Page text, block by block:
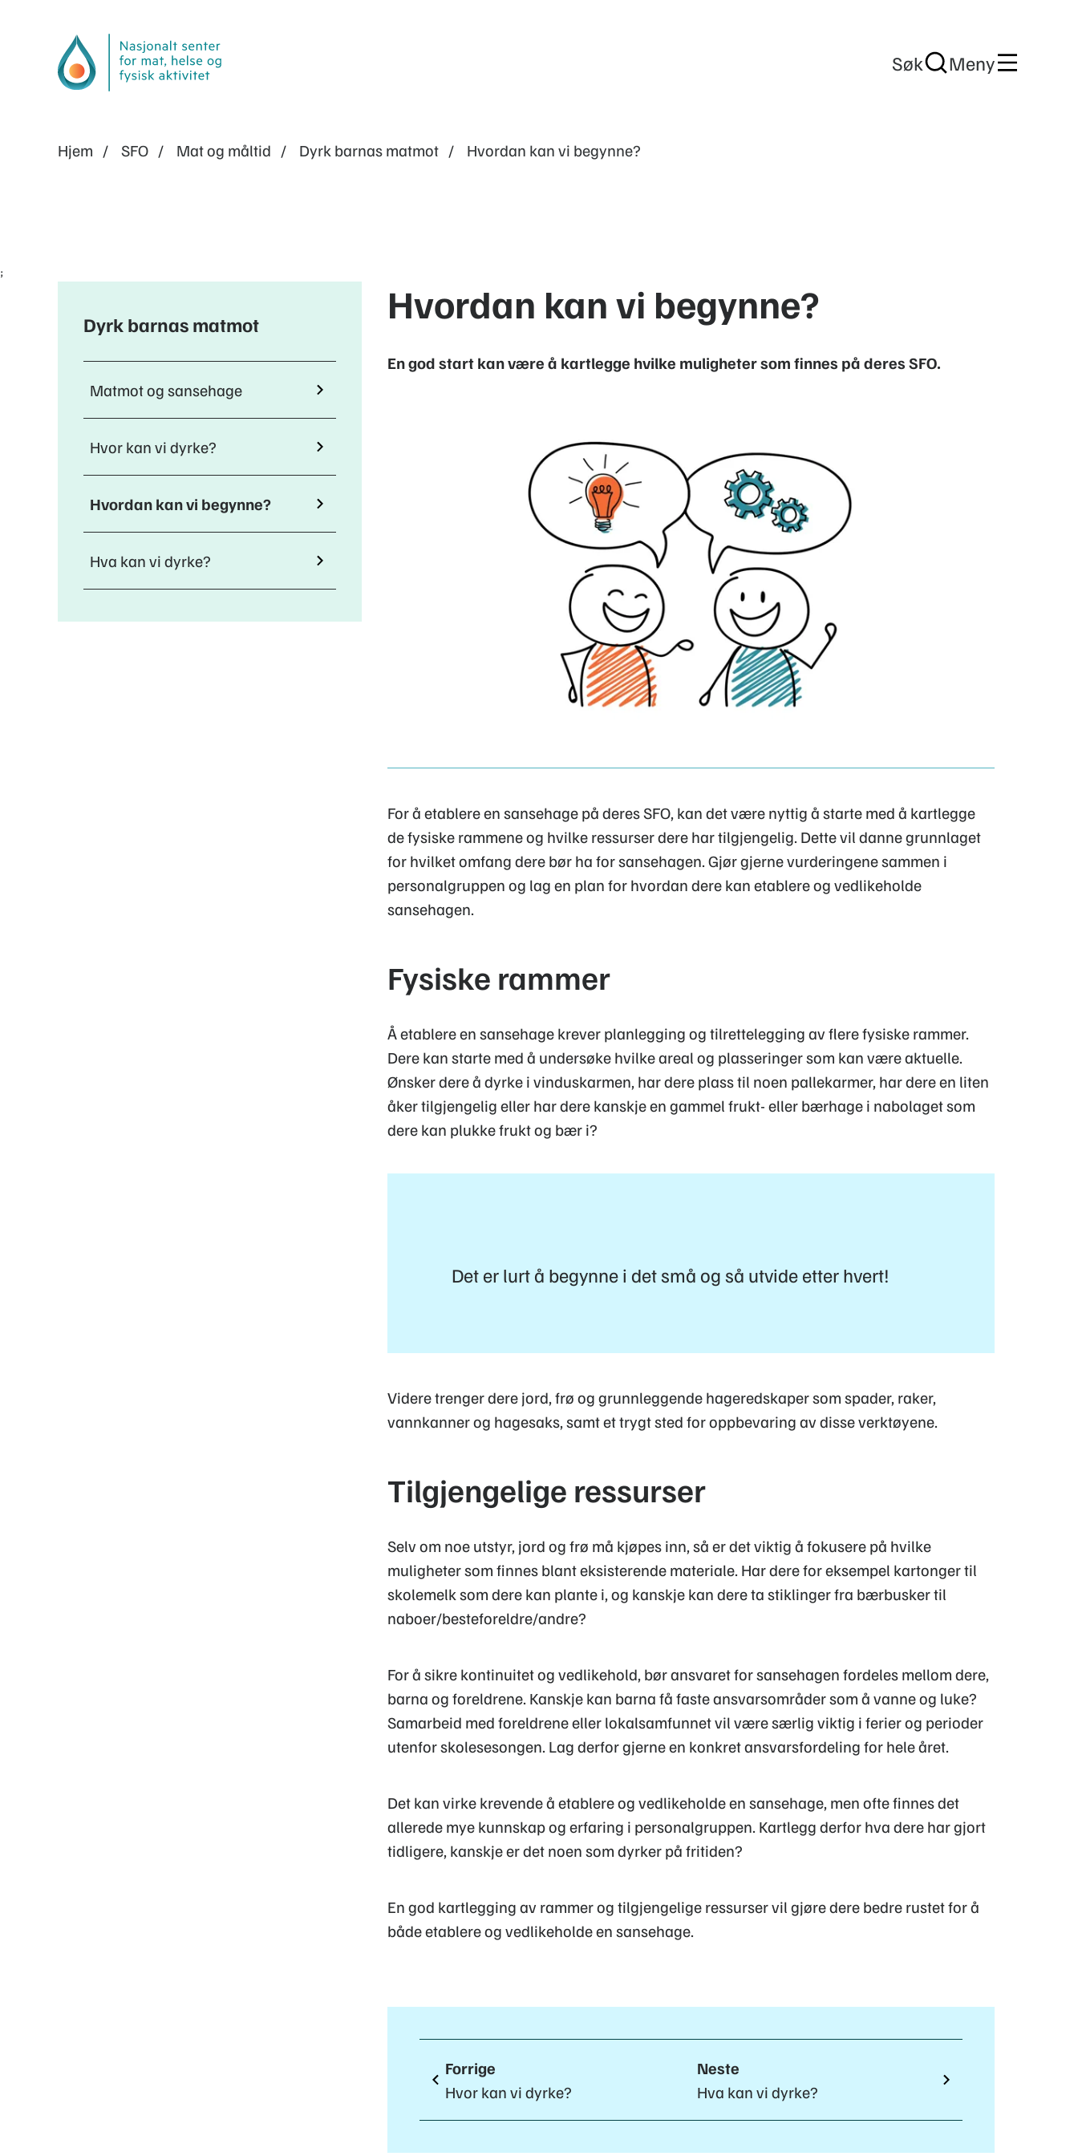
Søk Meny
Hjem SFO Mat og måltid Dyrk barnas matmot Hvordan kan vi begynne?
;
Dyrk barnas matmot
Matmot og sansehage
Hvor kan vi dyrke?
Hvordan kan vi begynne?
Hva kan vi dyrke?
Hvordan kan vi begynne?
En god start kan være å kartlegge hvilke muligheter som finnes på deres SFO.
For å etablere en sansehage på deres SFO, kan det være nyttig å starte med å kartlegge
de fysiske rammene og hvilke ressurser dere har tilgjengelig. Dette vil danne grunnlaget
for hvilket omfang dere bør ha for sansehagen. Gjør gjerne vurderingene sammen i
personalgruppen og lag en plan for hvordan dere kan etablere og vedlikeholde
sansehagen.
Fysiske rammer
Å etablere en sansehage krever planlegging og tilrettelegging av flere fysiske rammer.
Dere kan starte med å undersøke hvilke areal og plasseringer som kan være aktuelle.
Ønsker dere å dyrke i vinduskarmen, har dere plass til noen pallekarmer, har dere en liten
åker tilgjengelig eller har dere kanskje en gammel frukt- eller bærhage i nabolaget som
dere kan plukke frukt og bær i?
Det er lurt å begynne i det små og så utvide etter hvert!
Videre trenger dere jord, frø og grunnleggende hageredskaper som spader, raker,
vannkanner og hagesaks, samt et trygt sted for oppbevaring av disse verktøyene.
Tilgjengelige ressurser
Selv om noe utstyr, jord og frø må kjøpes inn, så er det viktig å fokusere på hvilke
muligheter som finnes blant eksisterende materiale. Har dere for eksempel kartonger til
skolemelk som dere kan plante i, og kanskje kan dere ta stiklinger fra bærbusker til
naboer/besteforeldre/andre?
For å sikre kontinuitet og vedlikehold, bør ansvaret for sansehagen fordeles mellom dere,
barna og foreldrene. Kanskje kan barna få faste ansvarsområder som å vanne og luke?
Samarbeid med foreldrene eller lokalsamfunnet vil være særlig viktig i ferier og perioder
utenfor skolesesongen. Lag derfor gjerne en konkret ansvarsfordeling for hele året.
Det kan virke krevende å etablere og vedlikeholde en sansehage, men ofte finnes det
allerede mye kunnskap og erfaring i personalgruppen. Kartlegg derfor hva dere har gjort
tidligere, kanskje er det noen som dyrker på fritiden?
En god kartlegging av rammer og tilgjengelige ressurser vil gjøre dere bedre rustet for å
både etablere og vedlikeholde en sansehage.
Forrige
Hvor kan vi dyrke?
Neste
Hva kan vi dyrke?